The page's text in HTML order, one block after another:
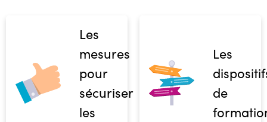
Les
mesures
pour
sécuriser
les
Les
de